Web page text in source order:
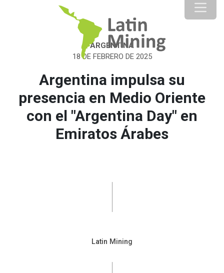
ARGENTINA
18 DE FEBRERO DE 2025
Argentina impulsa su
presencia en Medio Oriente
con el "Argentina Day" en
Emiratos Árabes
Latin Mining